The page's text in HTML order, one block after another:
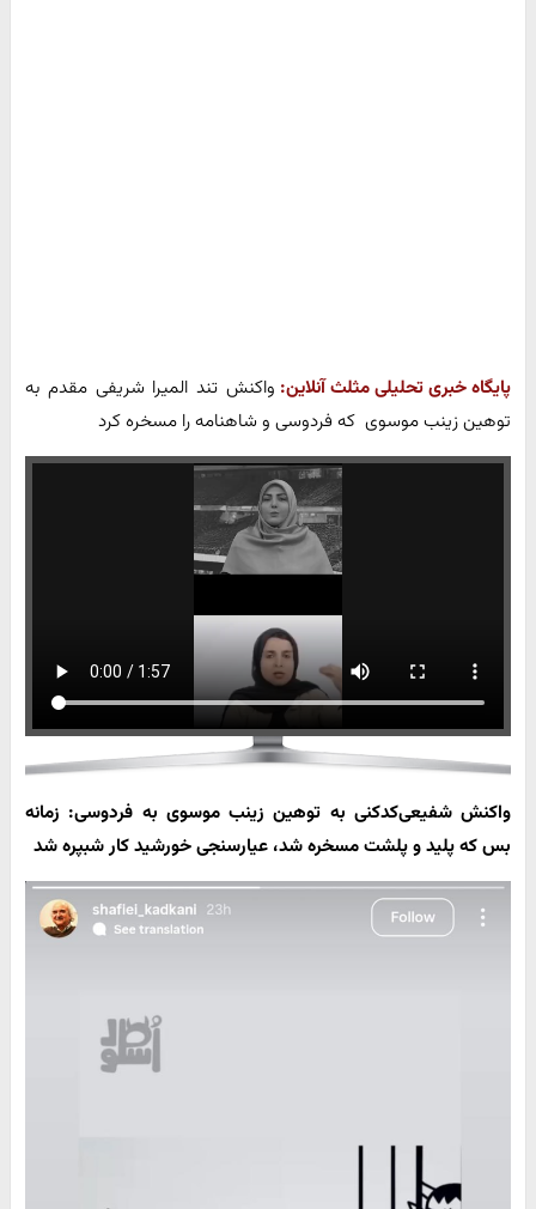
پایگاه خبری تحلیلی مثلث آنلاین: واکنش تند المیرا شریفی مقدم به
توهین زینب موسوی که فردوسی و شاهنامه را مسخره کرد
واکنش شفیعی‌کدکنی به توهین زینب موسوی به فردوسی: زمانه
بس که پلید و پلشت مسخره شد، عیارسنجی خورشید کار شب‎پره شد